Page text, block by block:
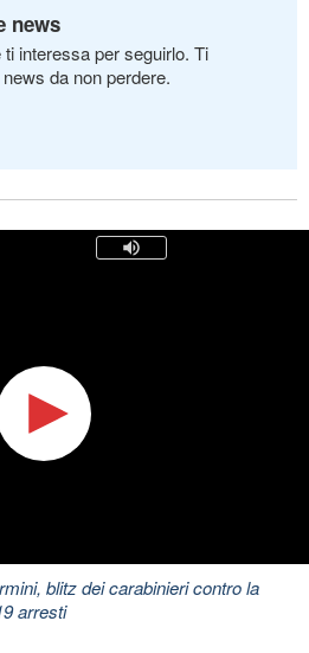
news
interessa per seguirlo. Ti
da non perdere.
blitz dei carabinieri contro la
arresti